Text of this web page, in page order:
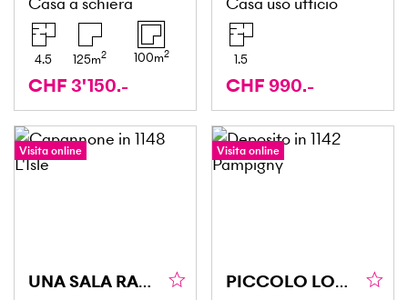
4.5 125m2 100m2
CHF 3'150.-
1.5
CHF 990.-
Visita online
UNA SALA RARA, PROFESSIONALE E STRATEGICA
Visita online
PICCOLO LOCALE DISPONIBILE IMMEDIATAMENTE! (159)